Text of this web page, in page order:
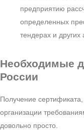
предприятию
определенных
тендерах и других
Необходимые
России
Получение
организации
довольно просто.